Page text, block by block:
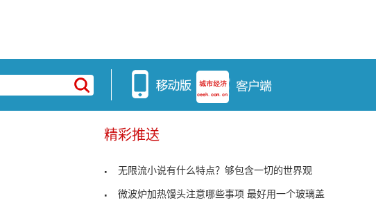
精彩推送
无限流小说有什么特点？够包含一切的世界观
微波炉加热馒头注意哪些事项 最好用一个玻璃盖